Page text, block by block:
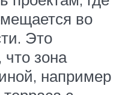
во
Это
зона
например